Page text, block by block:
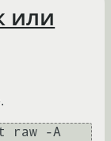
или
raw -A